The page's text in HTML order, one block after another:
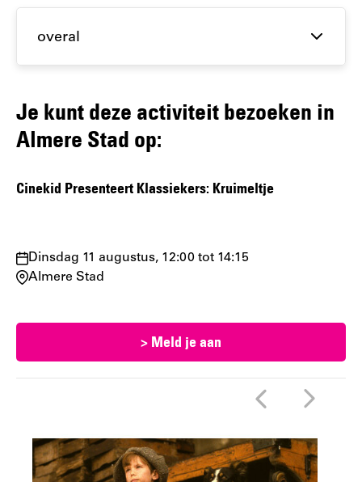
Je kunt deze activiteit bezoeken in
Almere Stad op:
Cinekid Presenteert Klassiekers: Kruimeltje
Waar
en
Dinsdag 11 augustus, 12:00 tot 14:15
Almere Stad
> Meld je aan